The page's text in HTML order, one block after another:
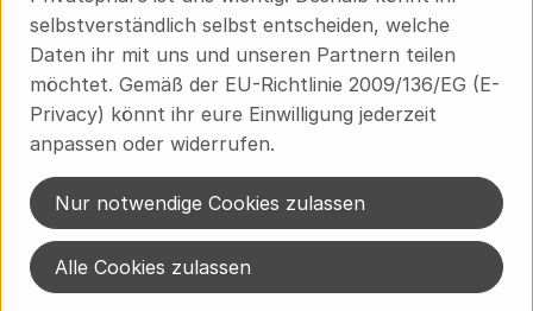
Entdeckung Amerikas gelangte die Zucchini in die
Mittelmeerländer und galt dort bald als alltägliches
bearbeitet. In Deutschland schätzte man sie lange Zeit
als sehr guten Einmach- und Küchenkürbis. Das Ernten
von jungen, kleinen und unreifen Früchten - wie es in
Italien üblich ist - wurde bei uns erst in den sechziger
Jahren bekannt.
Verwendung:
Junge, unreif geerntete Früchte können als
selbstverständlich selbst entscheiden, welche
Daten ihr mit uns und unseren Partnern teilen
möchtet. Gemäß der EU-Richtlinie 2009/136/EG (E-
Privacy) könnt ihr eure Einwilligung jederzeit
anpassen oder widerrufen.
Nur notwendige Cookies zulassen
Alle Cookies zulassen